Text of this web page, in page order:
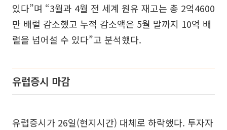
있다”며 “3월과 4월 전 세계 원유 재고는 총 2억4600
만 배럴 감소했고 누적 감소액은 5월 말까지 10억 배
럴을 넘어설 수 있다”고 분석했다.
유럽증시 마감
유럽증시가 26일(현지시간) 대체로 하락했다. 투자자